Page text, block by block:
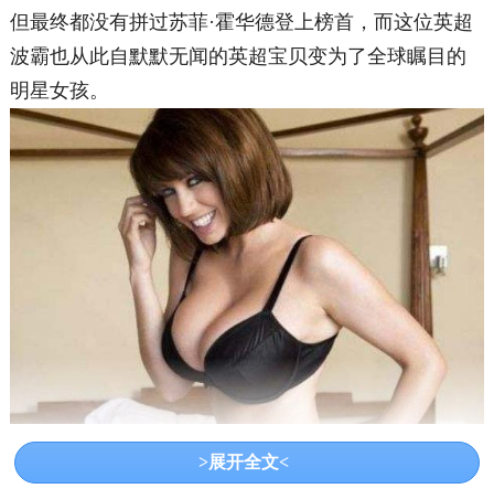
但最终都没有拼过苏菲·霍华德登上榜首，而这位英超
波霸也从此自默默无闻的英超宝贝变为了全球瞩目的
明星女孩。
要知道她的大胸可不是整形来的，而是纯天然的34F大
胸，F号大胸对于大部分人来说都是比较少见的，更不
>展开全文<